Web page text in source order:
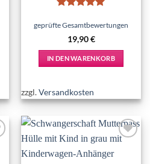
mit5von
geprüfte Gesamtbewertungen
19,90€
IN DEN WARENKORB
zzgl.Versandkosten
wishlist